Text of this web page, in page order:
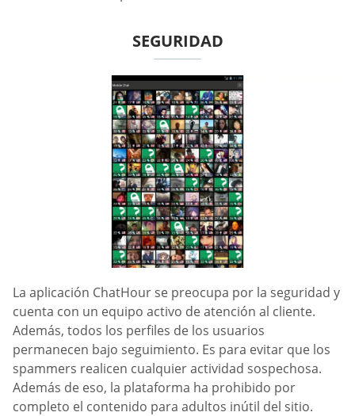
SEGURIDAD
La aplicación ChatHour se preocupa por la seguridad y
cuenta con un equipo activo de atención al cliente.
Además, todos los perfiles de los usuarios
permanecen bajo seguimiento. Es para evitar que los
spammers realicen cualquier actividad sospechosa.
Además de eso, la plataforma ha prohibido por
completo el contenido para adultos inútil del sitio.